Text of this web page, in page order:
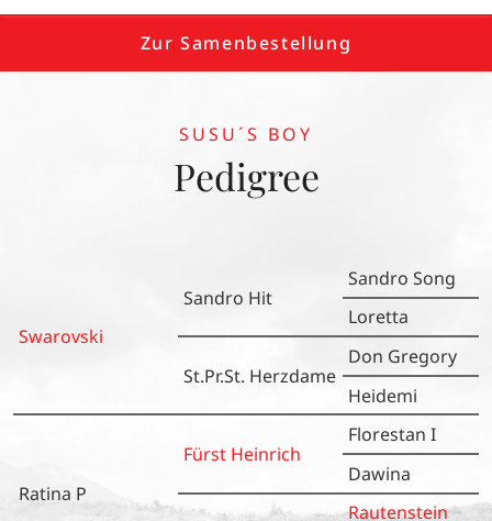
Zur Samenbestellung
SUSU´S BOY
Pedigree
Swarovski
Ratina P
Sandro Hit
St.Pr.St. Herzdame
Fürst Heinrich
Sandro Song
Loretta
Don Gregory
Heidemi
Florestan I
Dawina
Rautenstein